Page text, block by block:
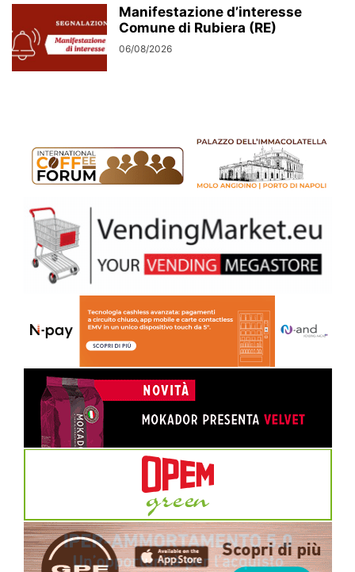
Manifestazione d’interesse
Comune di Rubiera (RE)
06/08/2026